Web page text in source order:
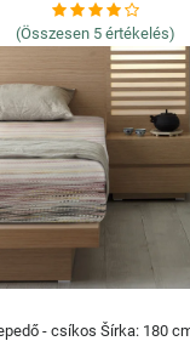
(Összesen 5 értékelés)
- csíkos Šírka: 180